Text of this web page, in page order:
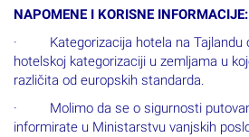
NAPOMENE I KORISNE INFORMACIJE:
· Kategorizacija hotela na Tajlandu
hotelskoj kategorizaciji u zemljama u
različita od europskih standarda.
· Molimo da se o sigurnosti
informirate u Ministarstvu vanjskih